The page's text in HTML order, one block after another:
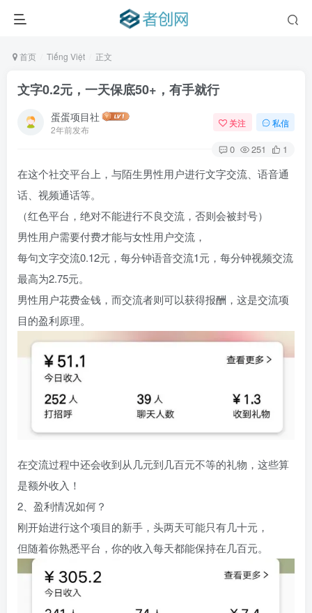
首页 Tiếng Việt 正文
文字0.2元，一天保底50+，有手就行
蛋蛋项目社
2年前发布
关注 私信
0 251 1
在这个社交平台上，与陌生男性用户进行文字交流、语音通
话、视频通话等。
（红色平台，绝对不能进行不良交流，否则会被封号）
男性用户需要付费才能与女性用户交流，
每句文字交流0.12元，每分钟语音交流1元，每分钟视频交流
最高为2.75元。
男性用户花费金钱，而交流者则可以获得报酬，这是交流项
目的盈利原理。
在交流过程中还会收到从几元到几百元不等的礼物，这些算
是额外收入！
2、盈利情况如何？
刚开始进行这个项目的新手，头两天可能只有几十元，
但随着你熟悉平台，你的收入每天都能保持在几百元。